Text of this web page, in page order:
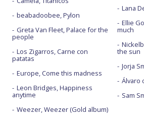
beabadoobee, Pylon
Greta Van Fleet, Palace for the
people
Los Zigarros, Carne con
patatas
Europe, Come this madness
Leon Bridges, Happiness
anytime
Weezer, Weezer (Gold album)
Lana
Ellie
much
the sun
Jorja
Álvaro
Sam